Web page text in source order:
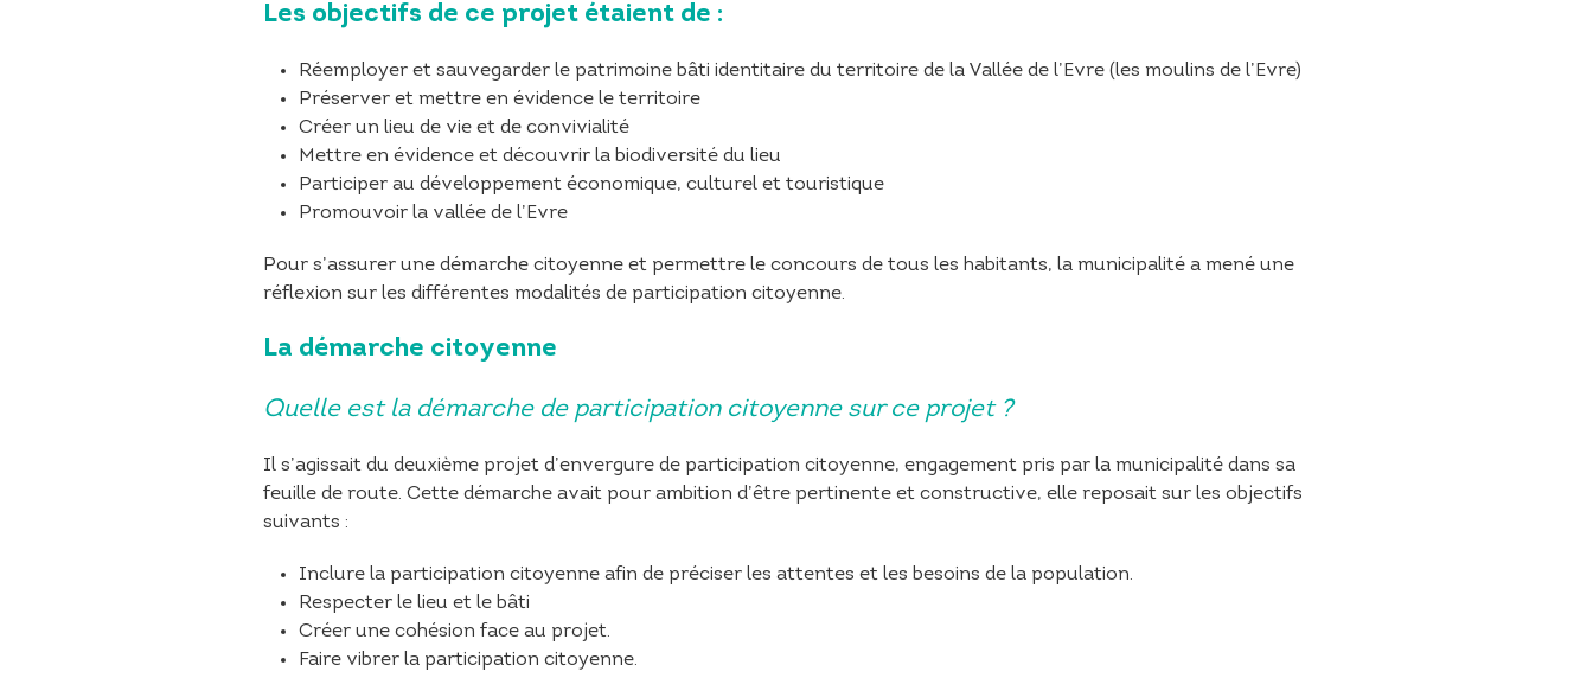
Les objectifs de ce projet étaient de :
Réemployer et sauvegarder le patrimoine bâti identitaire du territoire de la Vallée de l’Evre (les moulins de l’Evre)
Préserver et mettre en évidence le territoire
Créer un lieu de vie et de convivialité
Mettre en évidence et découvrir la biodiversité du lieu
Participer au développement économique, culturel et touristique
Promouvoir la vallée de l’Evre
Pour s’assurer une démarche citoyenne et permettre le concours de tous les habitants, la municipalité a mené une
réflexion sur les différentes modalités de participation citoyenne.
La démarche citoyenne
Quelle est la démarche de participation citoyenne sur ce projet ?
Il s’agissait du deuxième projet d’envergure de participation citoyenne, engagement pris par la municipalité dans sa
feuille de route. Cette démarche avait pour ambition d’être pertinente et constructive, elle reposait sur les objectifs
suivants :
Inclure la participation citoyenne afin de préciser les attentes et les besoins de la population.
Respecter le lieu et le bâti
Créer une cohésion face au projet.
Faire vibrer la participation citoyenne.